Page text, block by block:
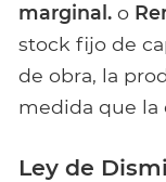
marginal. o
stock fijo de
de obra, la
medida que la
Ley de